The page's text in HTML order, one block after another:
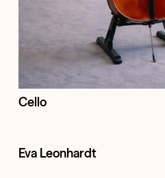
Cello
Eva Leonhardt